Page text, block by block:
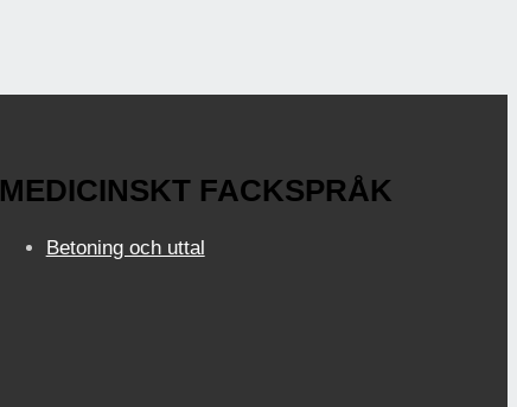
MEDICINSKT FACKSPRÅK
Betoning och uttal